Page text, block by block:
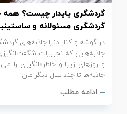
گردشگری پایدار چیست؟ همه
گردشگری مسئولانه و
در گوشه و کنار دنیا جاذبه‌های
جاذبه‌هایی که تجربیات
و روزهای زیبا و خاطره‌انگیزی را
جاذبه‌ها تا چند سال دیگر مان
ادامه مطلب